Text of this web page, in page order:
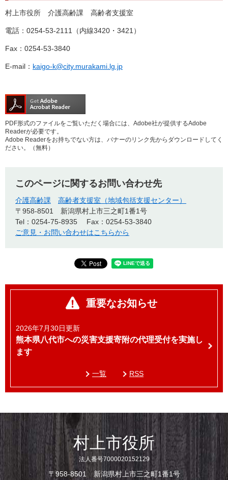
村上市役所 介護高齢課 高齢者支援室
電話：0254-53-2111（内線3420・3421）
Fax：0254-53-3840
E-mail： kaigo-k@city.murakami.lg.jp
PDF形式のファイルをご覧いただく場合には、Adobe社が提供するAdobe
Readerが必要です。
Adobe Readerをお持ちでない方は、バナーのリンク先からダウンロードしてく
ださい。（無料）
このページに関するお問い合わせ先
介護高齢課
高齢者支援室（地域包括支援センター）
〒958-8501
新潟県村上市三之町1番1号
Tel：0254-75-8935
Fax：0254-53-3840
ご意見・お問い合わせはこちらから
重要なお知らせ
2026年7月30日更新
熊本県八代市への災害支援寄附の代理受付を実施し
ます
一覧 RSS
村上市役所
法人番号7000020152129
〒958-8501 新潟県村上市三之町1番1号